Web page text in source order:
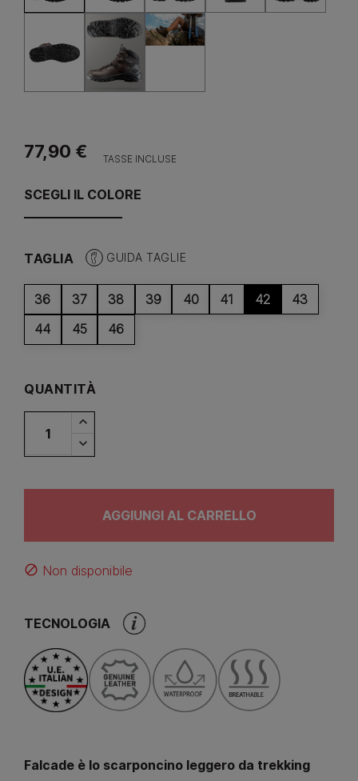
77,90 € TASSE INCLUSE
SCEGLI IL COLORE
TAGLIA GUIDA TAGLIE
36 37 38 39 40 41 42
43
44
45 46
QUANTITÀ
AGGIUNGI AL CARRELLO
block Non disponibile
TECNOLOGIA
Falcade è lo scarponcino leggero da trekking